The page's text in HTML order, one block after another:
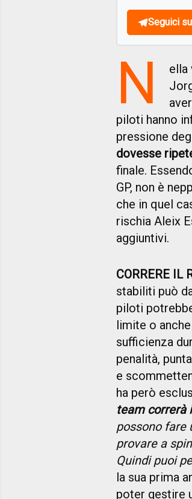
Seguici
N
ella
piloti hanno
pressione
dovesse
finale.
GP, non è
che in quel
rischia Aleix
aggiuntivi.
CORRERE IL
stabiliti può
piloti
limite o
sufficienza
penalità,
e
ha però
team correrà
possono fare
provare a
Quindi puoi
la sua prima
poter gestire